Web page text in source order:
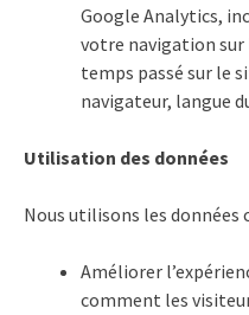
Google Analytics,
votre navigation sur
temps passé sur le
navigateur, langue
Utilisation des données
Nous utilisons les données
Améliorer
comment les